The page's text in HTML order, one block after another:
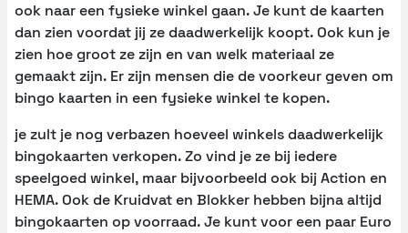
ook naar een fysieke winkel gaan. Je kunt de kaarten
dan zien voordat jij ze daadwerkelijk koopt. Ook kun je
zien hoe groot ze zijn en van welk materiaal ze
gemaakt zijn. Er zijn mensen die de voorkeur geven om
bingo kaarten in een fysieke winkel te kopen.
je zult je nog verbazen hoeveel winkels daadwerkelijk
bingokaarten verkopen. Zo vind je ze bij iedere
speelgoed winkel, maar bijvoorbeeld ook bij Action en
HEMA. Ook de Kruidvat en Blokker hebben bijna altijd
bingokaarten op voorraad. Je kunt voor een paar Euro